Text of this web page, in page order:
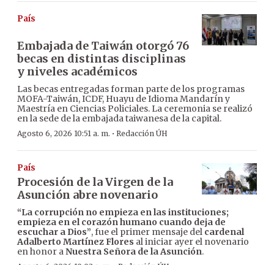
País
Embajada de Taiwán otorgó 76
becas en distintas disciplinas
y niveles académicos
Las becas entregadas forman parte de los programas
MOFA-Taiwán, ICDF, Huayu de Idioma Mandarín y
Maestría en Ciencias Policiales. La ceremonia se realizó
en la sede de la embajada taiwanesa de la capital.
Agosto 6, 2026 10:51 a. m. · Redacción ÚH
País
Procesión de la Virgen de la
Asunción abre novenario
“La corrupción no empieza en las instituciones;
empieza en el corazón humano cuando deja de
escuchar a Dios”, fue el primer mensaje del cardenal
Adalberto Martínez Flores al iniciar ayer el novenario
en honor aNuestra Señora de la Asunción.